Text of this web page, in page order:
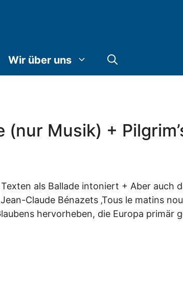
Wir über uns
Musik) +
als Ballade intoniert + Aber auch
Claude Bénazets ‚Tous le matins
hervorheben, die Europa primär